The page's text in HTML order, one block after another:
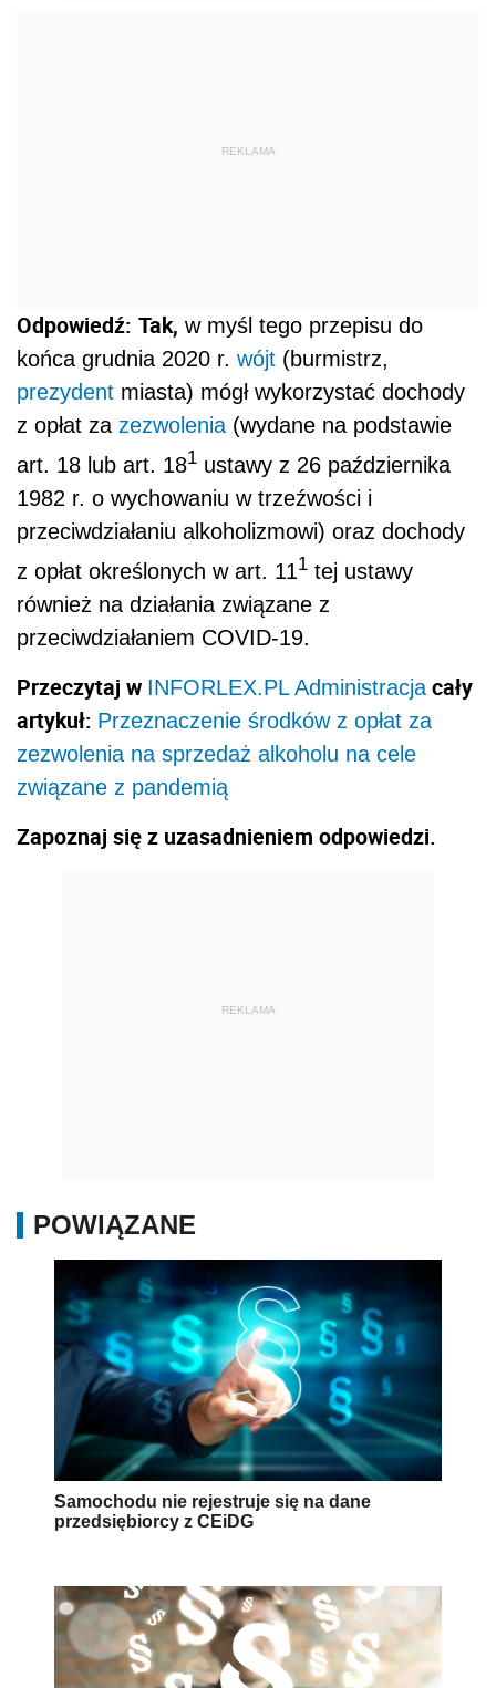
REKLAMA
Odpowiedź: Tak, w myśl tego przepisu do
końca grudnia 2020 r. wójt (burmistrz,
prezydent miasta) mógł wykorzystać dochody
z opłat za zezwolenia (wydane na podstawie
art. 18 lub art. 181 ustawy z 26 października
1982 r. o wychowaniu w trzeźwości i
przeciwdziałaniu alkoholizmowi) oraz dochody
z opłat określonych w art. 111 tej ustawy
również na działania związane z
przeciwdziałaniem COVID-19.
Przeczytaj w INFORLEX.PL Administracja cały
artykuł: Przeznaczenie środków z opłat za
zezwolenia na sprzedaż alkoholu na cele
związane z pandemią
Zapoznaj się z uzasadnieniem odpowiedzi.
REKLAMA
POWIĄZANE
Samochodu nie rejestruje się na dane
przedsiębiorcy z CEiDG